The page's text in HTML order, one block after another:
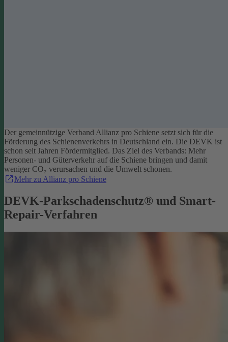
Der gemeinnützige Verband Allianz pro Schiene setzt sich für die
Förderung des Schienenverkehrs in Deutschland ein. Die DEVK ist
schon seit Jahren Fördermitglied. Das Ziel des Verbands: Mehr
Personen- und Güterverkehr auf die Schiene bringen und damit
weniger CO₂ verursachen und die Umwelt schonen.
Mehr zu Allianz pro Schiene
DEVK-Parkschadenschutz® und Smart-
Repair-Verfahren